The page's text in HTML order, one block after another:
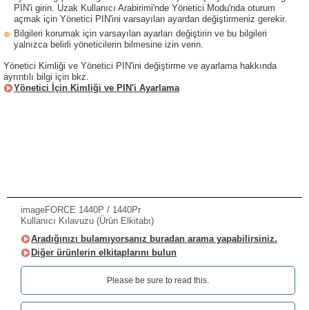
PIN'i girin. Uzak Kullanıcı Arabirimi'nde Yönetici Modu'nda oturum
açmak için Yönetici PIN'ini varsayılan ayardan değiştirmeniz gerekir.
Bilgileri korumak için varsayılan ayarları değiştirin ve bu bilgileri
yalnızca belirli yöneticilerin bilmesine izin verin.
Yönetici Kimliği ve Yönetici PIN'ini değiştirme ve ayarlama hakkında
ayrıntılı bilgi için bkz.
Yönetici İçin Kimliği ve PIN'i Ayarlama
imageFORCE 1440P / 1440Pr
Kullanıcı Kılavuzu (Ürün Elkitabı)
Aradığınızı bulamıyorsanız buradan arama yapabilirsiniz.
Diğer ürünlerin elkitaplarını bulun
Please be sure to read this.‎